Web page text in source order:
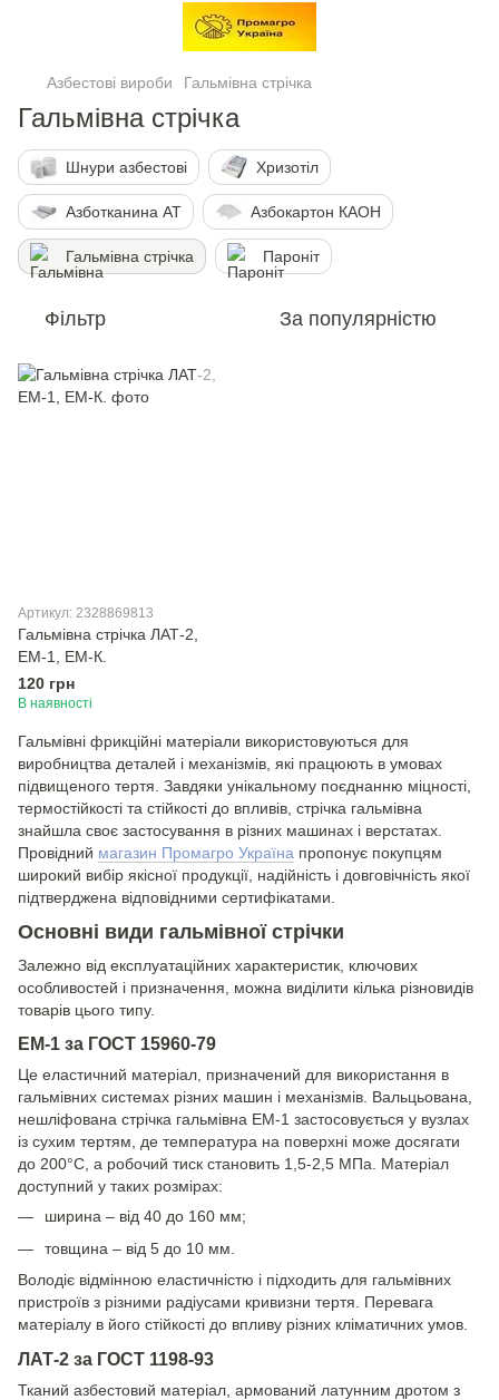
Азбестові вироби Гальмівна стрічка
Гальмівна стрічка
Шнури азбестові Хризотіл
Азботканина АТ Азбокартон КАОН
Гальмівна стрічка Пароніт
Фільтр За популярністю
Артикул: 2328869813
Гальмівна стрічка ЛАТ-2,
ЕМ-1, ЕМ-К.
120 грн
В наявності
Гальмівні фрикційні матеріали використовуються для
виробництва деталей і механізмів, які працюють в умовах
підвищеного тертя. Завдяки унікальному поєднанню міцності,
термостійкості та стійкості до впливів, стрічка гальмівна
знайшла своє застосування в різних машинах і верстатах.
Провідний магазин Промагро Україна пропонує покупцям
широкий вибір якісної продукції, надійність і довговічність якої
підтверджена відповідними сертифікатами.
Основні види гальмівної стрічки
Залежно від експлуатаційних характеристик, ключових
особливостей і призначення, можна виділити кілька різновидів
товарів цього типу.
ЕМ-1 за ГОСТ 15960-79
Це еластичний матеріал, призначений для використання в
гальмівних системах різних машин і механізмів. Вальцьована,
нешліфована стрічка гальмівна ЕМ-1 застосовується у вузлах
із сухим тертям, де температура на поверхні може досягати
до 200°C, а робочий тиск становить 1,5-2,5 МПа. Матеріал
доступний у таких розмірах:
ширина – від 40 до 160 мм;
товщина – від 5 до 10 мм.
Володіє відмінною еластичністю і підходить для гальмівних
пристроїв з різними радіусами кривизни тертя. Перевага
матеріалу в його стійкості до впливу різних кліматичних умов.
ЛАТ-2 за ГОСТ 1198-93
Тканий азбестовий матеріал, армований латунним дротом з